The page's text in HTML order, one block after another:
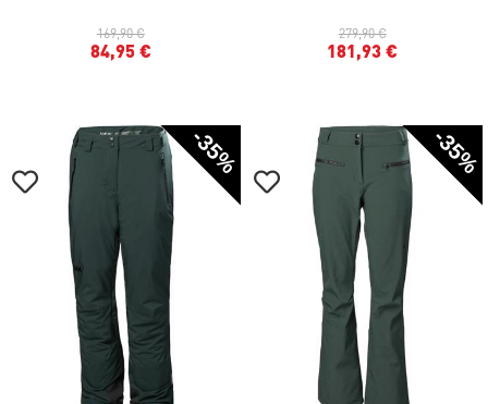
169,90 €
84,95 €
279,90 €
181,93 €
-35% -35%